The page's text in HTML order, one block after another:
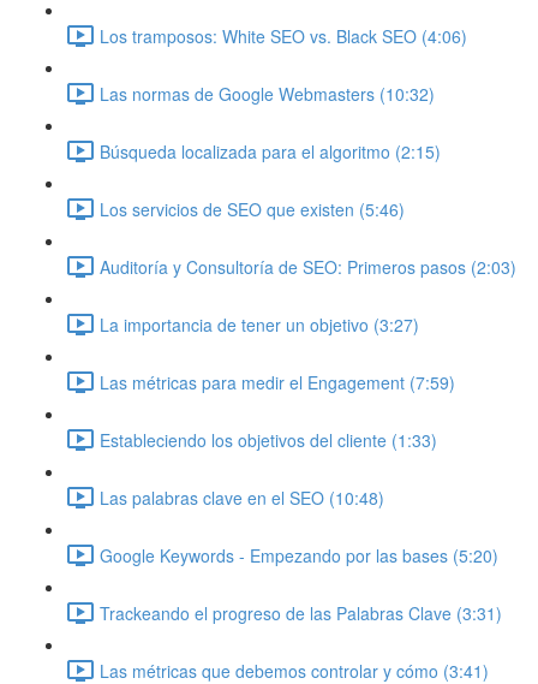
Los tramposos: White SEO vs. Black SEO (4:06)
Las normas de Google Webmasters (10:32)
Búsqueda localizada para el algoritmo (2:15)
Los servicios de SEO que existen (5:46)
Auditoría y Consultoría de SEO: Primeros pasos (2:03)
La importancia de tener un objetivo (3:27)
Las métricas para medir el Engagement (7:59)
Estableciendo los objetivos del cliente (1:33)
Las palabras clave en el SEO (10:48)
Google Keywords - Empezando por las bases (5:20)
Trackeando el progreso de las Palabras Clave (3:31)
Las métricas que debemos controlar y cómo (3:41)